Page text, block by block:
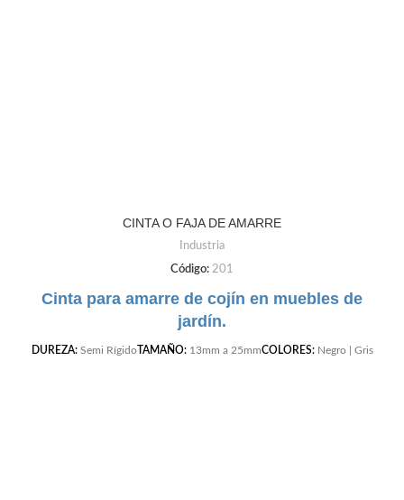
CINTA O FAJA DE AMARRE
Industria
Código: 201
Cinta para amarre de cojín en muebles de
jardín.
DUREZA: Semi RígidoTAMAÑO: 13mm a 25mmCOLORES: Negro | Gris